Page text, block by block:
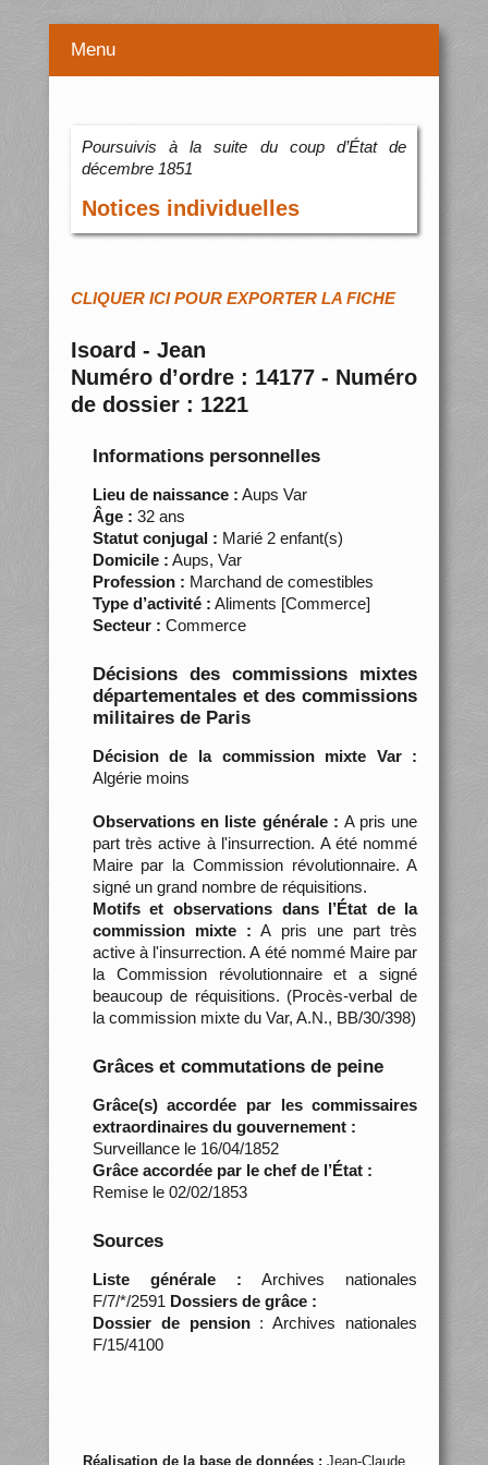
Menu
Poursuivis à la suite du coup d’État de
décembre 1851
Notices individuelles
CLIQUER ICI POUR EXPORTER LA FICHE
Isoard - Jean
Numéro d’ordre : 14177 - Numéro
de dossier : 1221
Informations personnelles
Lieu de naissance : Aups Var
Âge : 32 ans
Statut conjugal : Marié 2 enfant(s)
Domicile : Aups, Var
Profession : Marchand de comestibles
Type d’activité : Aliments [Commerce]
Secteur : Commerce
Décisions des commissions mixtes
départementales et des commissions
militaires de Paris
Décision de la commission mixte Var :
Algérie moins
Observations en liste générale : A pris une
part très active à l'insurrection. A été nommé
Maire par la Commission révolutionnaire. A
signé un grand nombre de réquisitions.
Motifs et observations dans l’État de la
commission mixte : A pris une part très
active à l'insurrection. A été nommé Maire par
la Commission révolutionnaire et a signé
beaucoup de réquisitions. (Procès-verbal de
la commission mixte du Var, A.N., BB/30/398)
Grâces et commutations de peine
Grâce(s) accordée par les commissaires
extraordinaires du gouvernement :
Surveillance le 16/04/1852
Grâce accordée par le chef de l’État :
Remise le 02/02/1853
Sources
Liste générale : Archives nationales
F/7/*/2591 Dossiers de grâce :
Dossier de pension: Archives nationales
F/15/4100
Réalisation de la base de données : Jean-Claude